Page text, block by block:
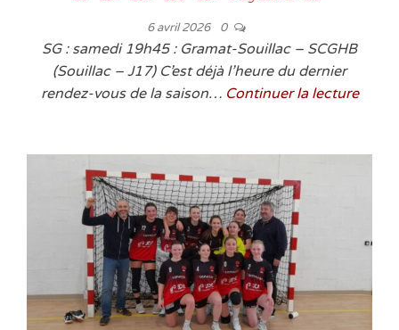
6 avril 2026 0
SG : samedi 19h45 : Gramat-Souillac – SCGHB
(Souillac – J17) C’est déjà l’heure du dernier
rendez-vous de la saison… Continuer la lecture